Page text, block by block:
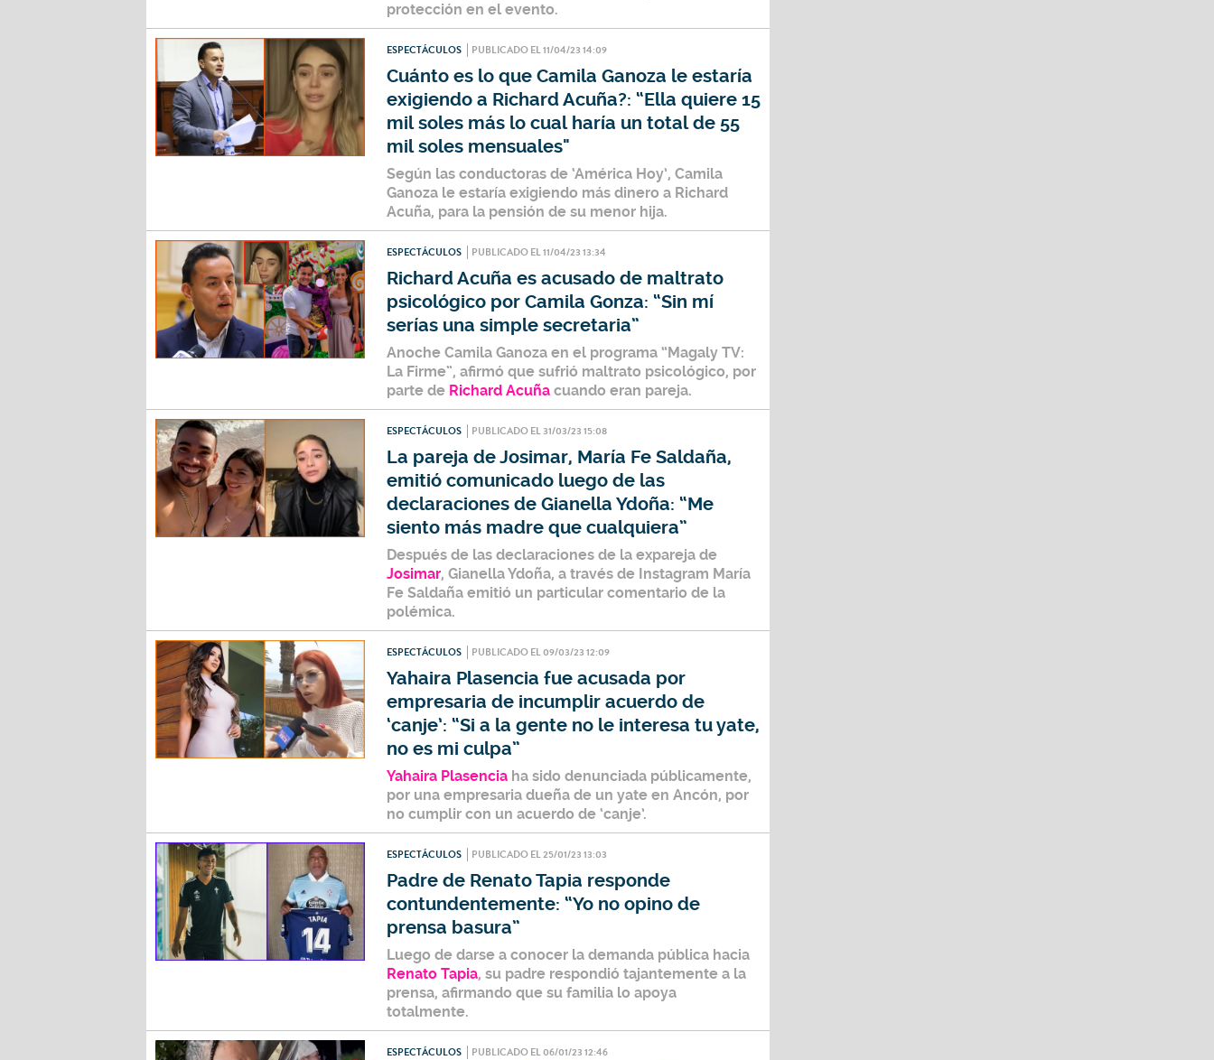
protección en el evento.
ESPECTÁCULOS PUBLICADO EL 11/04/23 14:09
Cuánto es lo que Camila Ganoza le estaría
exigiendo a Richard Acuña?: “Ella quiere 15
mil soles más lo cual haría un total de 55
mil soles mensuales"
Según las conductoras de ‘América Hoy’, Camila
Ganoza le estaría exigiendo más dinero a Richard
Acuña, para la pensión de su menor hija.
ESPECTÁCULOS PUBLICADO EL 11/04/23 13:34
Richard Acuña es acusado de maltrato
psicológico por Camila Gonza: “Sin mí
serías una simple secretaria”
Anoche Camila Ganoza en el programa “Magaly TV:
La Firme”, afirmó que sufrió maltrato psicológico, por
parte de Richard Acuña cuando eran pareja.
ESPECTÁCULOS PUBLICADO EL 31/03/23 15:08
La pareja de Josimar, María Fe Saldaña,
emitió comunicado luego de las
declaraciones de Gianella Ydoña: “Me
siento más madre que cualquiera”
Después de las declaraciones de la expareja de
Josimar, Gianella Ydoña, a través de Instagram María
Fe Saldaña emitió un particular comentario de la
polémica.
ESPECTÁCULOS PUBLICADO EL 09/03/23 12:09
Yahaira Plasencia fue acusada por
empresaria de incumplir acuerdo de
‘canje’: “Si a la gente no le interesa tu yate,
no es mi culpa”
Yahaira Plasencia ha sido denunciada públicamente,
por una empresaria dueña de un yate en Ancón, por
no cumplir con un acuerdo de ‘canje’.
ESPECTÁCULOS PUBLICADO EL 25/01/23 13:03
Padre de Renato Tapia responde
contundentemente: “Yo no opino de
prensa basura”
Luego de darse a conocer la demanda pública hacia
Renato Tapia, su padre respondió tajantemente a la
prensa, afirmando que su familia lo apoya
totalmente.
ESPECTÁCULOS PUBLICADO EL 06/01/23 12:46